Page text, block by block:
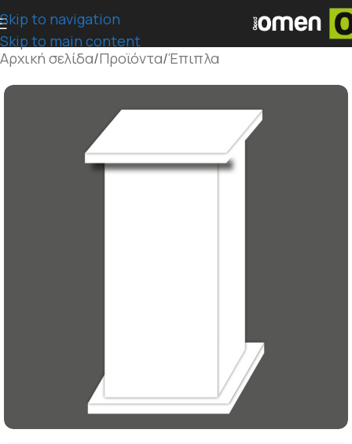
Skip to navigation
Skip to main content
Αρχική σελίδα/Προϊόντα/Έπιπλα